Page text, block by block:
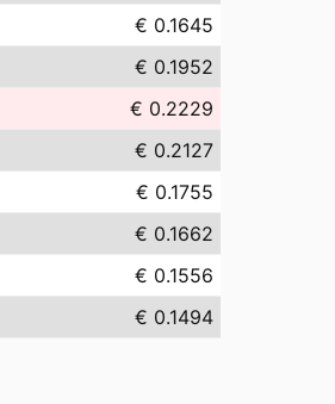
€ 0.1645
€ 0.1952
€ 0.2229
€ 0.2127
€ 0.1755
€ 0.1662
€ 0.1556
€ 0.1494